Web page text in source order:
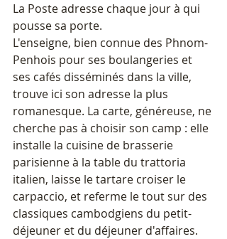
La Poste adresse chaque jour à qui
pousse sa porte.
L'enseigne, bien connue des Phnom-
Penhois pour ses boulangeries et
ses cafés disséminés dans la ville,
trouve ici son adresse la plus
romanesque. La carte, généreuse, ne
cherche pas à choisir son camp : elle
installe la cuisine de brasserie
parisienne à la table du trattoria
italien, laisse le tartare croiser le
carpaccio, et referme le tout sur des
classiques cambodgiens du petit-
déjeuner et du déjeuner d'affaires.